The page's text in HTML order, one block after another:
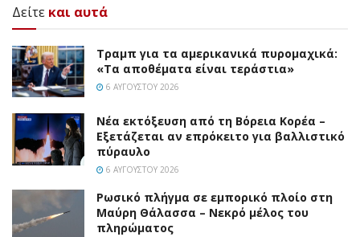
Δείτε και αυτά
Τραμπ για τα αμερικανικά πυρομαχικά:
«Τα αποθέματα είναι τεράστια»
6 ΑΥΓΟΎΣΤΟΥ 2026
Νέα εκτόξευση από τη Βόρεια Κορέα –
Εξετάζεται αν επρόκειτο για βαλλιστικό
πύραυλο
6 ΑΥΓΟΎΣΤΟΥ 2026
Ρωσικό πλήγμα σε εμπορικό πλοίο στη
Μαύρη Θάλασσα – Νεκρό μέλος του
πληρώματος